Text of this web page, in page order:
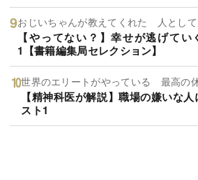
おじいちゃんが教えてくれた 人として
【やってない？】幸せが逃げて
1【書籍編集局セレクション】
世界のエリートがやっている 最高の休
【精神科医が解説】職場の嫌いな
スト1